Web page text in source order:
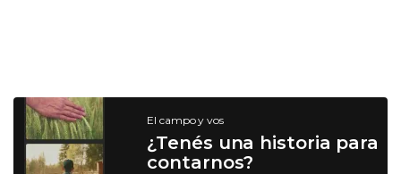
El campo y vos
¿Tenés una historia para
contarnos?